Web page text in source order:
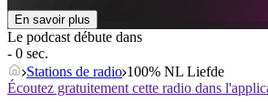
En savoir plus
Le podcast débute dans
- 0 sec.
Stations de radio 100% NL Liefde
Écoutez gratuitement cette radio dans